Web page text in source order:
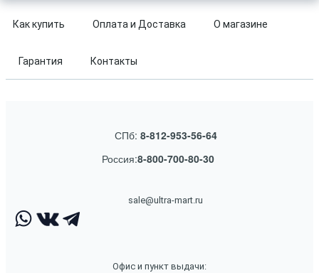
Как купить Оплата и Доставка О магазине
Гарантия Контакты
СПб: 8-812-953-56-64
Россия:8-800-700-80-30
sale@ultra-mart.ru
Офис и пункт выдачи: